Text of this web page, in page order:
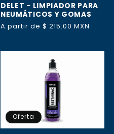
DELET - LIMPIADOR PARA
NEUMÁTICOS Y GOMAS
Precio
A partir de $ 215.00 MXN
Oferta